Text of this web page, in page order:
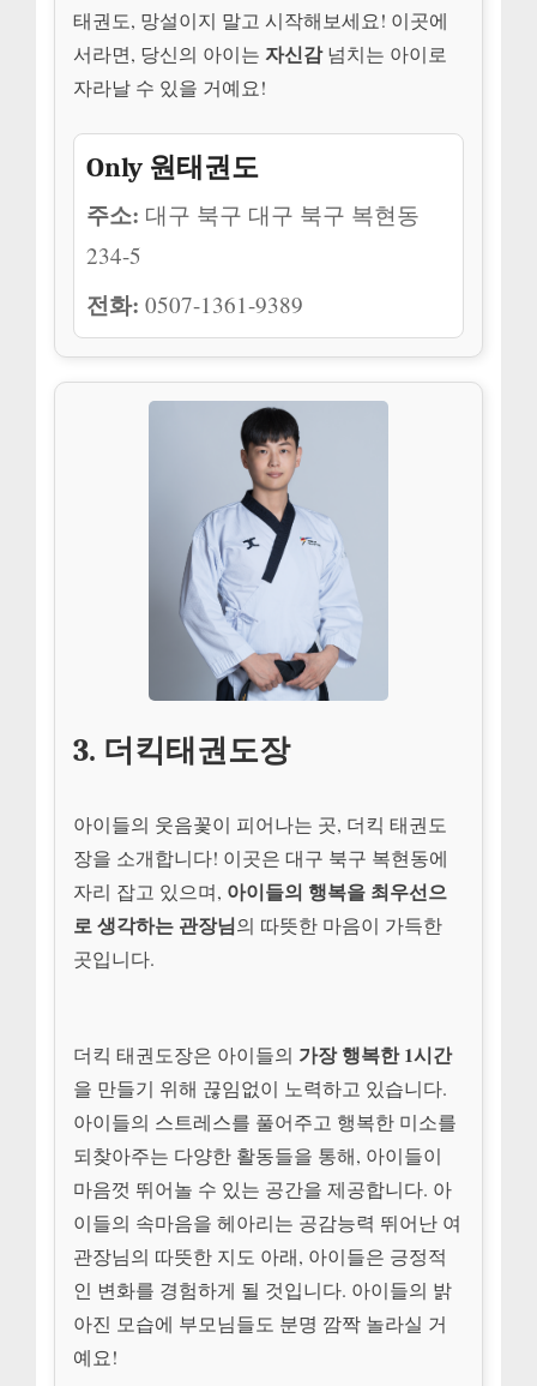
태권도, 망설이지 말고 시작해보세요! 이곳에
서라면, 당신의 아이는 자신감넘치는 아이로
자라날 수 있을 거예요!
Only 원태권도
주소: 대구 북구 대구 북구 복현동
234-5
전화: 0507-1361-9389
3. 더킥태권도장
아이들의 웃음꽃이 피어나는 곳, 더킥 태권도
장을 소개합니다! 이곳은 대구 북구 복현동에
자리 잡고 있으며, 아이들의 행복을 최우선으
로 생각하는 관장님의 따뜻한 마음이 가득한
곳입니다.
더킥 태권도장은 아이들의 가장 행복한 1시간
을 만들기 위해 끊임없이 노력하고 있습니다.
아이들의 스트레스를 풀어주고 행복한 미소를
되찾아주는 다양한 활동들을 통해, 아이들이
마음껏 뛰어놀 수 있는 공간을 제공합니다. 아
이들의 속마음을 헤아리는 공감능력 뛰어난 여
관장님의 따뜻한 지도 아래, 아이들은 긍정적
인 변화를 경험하게 될 것입니다. 아이들의 밝
아진 모습에 부모님들도 분명 깜짝 놀라실 거
예요!